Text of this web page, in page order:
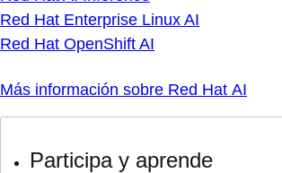
Red Hat Enterprise Linux AI
Red Hat OpenShift AI
Más información sobre Red Hat AI
Participa y aprende